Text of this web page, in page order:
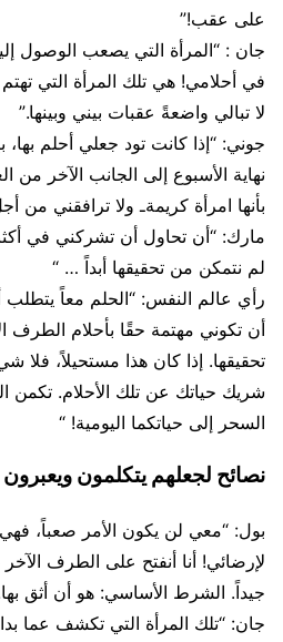
على عقب!”
جان : “المرأة التي يصعب الوصول
في أحلامي! هي تلك المرأة التي
لا تبالي واضعةً عقبات بيني وبينها.”
جوني: “إذا كانت تود جعلي أحلم
نهاية الأسبوع إلى الجانب الآخر من
بأنها امرأة كريمةـ ولا ترافقني من
مارك: “أن تحاول أن تشركني في
لم نتمكن من تحقيقها أبداً … “
رأي عالم النفس: “الحلم معاً يتطلب
أن تكوني مهتمة حقًا بأحلام الطرف
تحقيقها. إذا كان هذا مستحيلاً، فلا
شريك حياتك عن تلك الأحلام. تكمن
السحر إلى حياتكما اليومية! “
نصائح لجعلهم يتكلمون
بول: “معي لن يكون الأمر صعباً، فهي
لإرضائي! أنا أنفتح على الطرف
جيداً. الشرط الأساسي: هو أن أثق
جان: “تلك المرأة التي تكشف عما